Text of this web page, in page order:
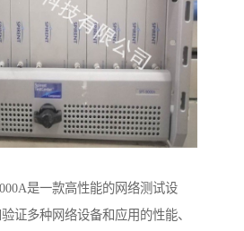
是一款高性能的网络测试设
证多种网络设备和应用的性能、